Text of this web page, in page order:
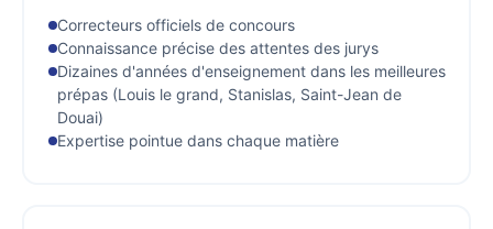
Correcteurs officiels de concours
Connaissance précise des attentes des jurys
Dizaines d'années d'enseignement dans les meilleures
prépas (Louis le grand, Stanislas, Saint-Jean de
Douai)
Expertise pointue dans chaque matière